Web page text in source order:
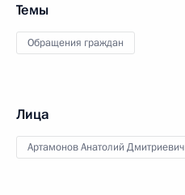
Темы
Обращения граждан
Лица
Артамонов Анатолий Дмитриевич